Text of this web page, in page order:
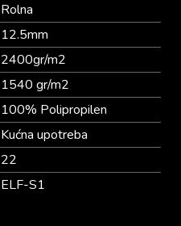
Rolna
12.5mm
2400gr/m2
1540 gr/m2
100% Polipropilen
Kućna upotreba
22
ELF-S1